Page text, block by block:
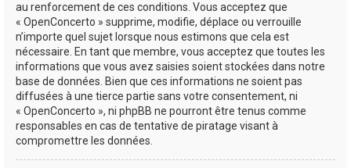
au renforcement de ces conditions. Vous acceptez que
« OpenConcerto » supprime, modifie, déplace ou verrouille
n’importe quel sujet lorsque nous estimons que cela est
nécessaire. En tant que membre, vous acceptez que toutes les
informations que vous avez saisies soient stockées dans notre
base de données. Bien que ces informations ne soient pas
diffusées à une tierce partie sans votre consentement, ni
« OpenConcerto », ni phpBB ne pourront être tenus comme
responsables en cas de tentative de piratage visant à
compromettre les données.